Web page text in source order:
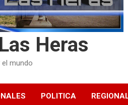
Heras
mundo
POLITICA